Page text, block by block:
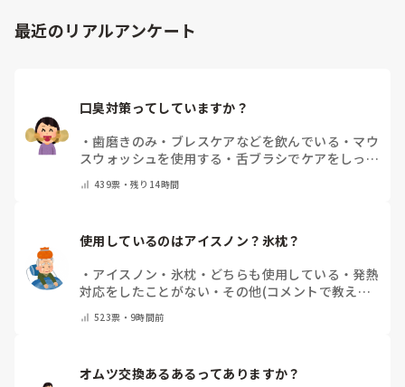
最近のリアルアンケート
口臭対策ってしていますか？
・歯磨きのみ ・ ブレスケアなどを飲んでいる ・ マウ
スウォッシュを使用する ・ 舌ブラシでケアをしっか
りする
フリスクをかじる
いない・その他（コメントで教えてください）
439票・残り14時間
使用しているのはアイスノン？氷枕？
・ アイスノン ・ 氷枕 ・ どちらも使用している ・ 発熱
対応をしたことがない ・ その他(コメントで教えて
ください)
523票・9時間前
オムツ交換あるあるってありますか？